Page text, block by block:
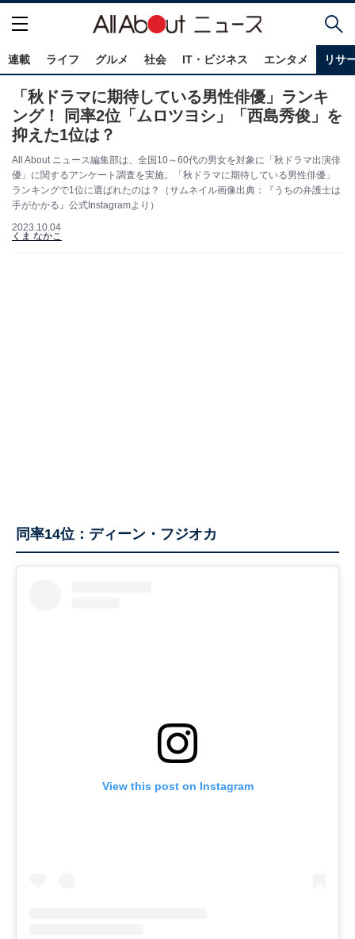
連載 ライフ グルメ 社会 IT・ビジネス エンタメ リサ
「秋ドラマに期待している男性俳優」ランキ
ング！ 同率2位「ムロツヨシ」「西島秀俊」を
抑えた1位は？
All About ニュース編集部は、全国10～60代の男女を対象に「秋ドラマ出演俳
優」に関するアンケート調査を実施。「秋ドラマに期待している男性俳優」
ランキングで1位に選ばれたのは？（サムネイル画像出典：『うちの弁護士は
手がかかる』公式Instagramより）
2023.10.04
くま なかこ
同率14位：ディーン・フジオカ
View this post on Instagram